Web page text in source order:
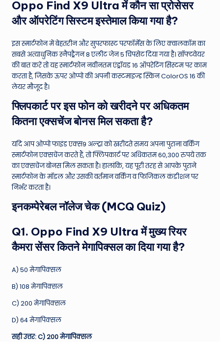
Oppo Find X9 Ultra में कौन सा प्रोसेसर
और ऑपरेटिंग सिस्टम इस्तेमाल किया गया है?
इस स्मार्टफोन में बेहतरीन और सुपरफास्ट परफॉर्मेंस के लिए क्वालकॉम का
सबसे अत्याधुनिक स्नैपड्रैगन 8 एलीट जेन 5 चिपसेट दिया गया है। सॉफ्टवेयर
की बात करें तो यह स्मार्टफोन नवीनतम एंड्रॉयड 16 ऑपरेटिंग सिस्टम पर काम
करता है, जिसके ऊपर ओप्पो की अपनी कस्टमाइज्ड स्किन ColorOS 16 की
लेयर मौजूद है।
फ्लिपकार्ट पर इस फोन को खरीदने पर अधिकतम
कितना एक्सचेंज बोनस मिल सकता है?
यदि आप ओप्पो फाइंड एक्स9 अल्ट्रा को खरीदते समय अपना पुराना वर्किंग
स्मार्टफोन एक्सचेंज करते हैं, तो फ्लिपकार्ट पर अधिकतम 60,300 रुपये तक
का एक्सचेंज बोनस मिल सकता है। हालांकि, यह पूरी तरह से आपके पुराने
स्मार्टफोन के मॉडल और उसकी वर्तमान वर्किंग व फिजिकल कंडीशन पर
निर्भर करता है।
इनकम्पेरेबल नॉलेज चेक (MCQ Quiz)
Q1. Oppo Find X9 Ultra में मुख्य रियर
कैमरा सेंसर कितने मेगापिक्सल का दिया गया है?
A) 50 मेगापिक्सल
B) 108 मेगापिक्सल
C) 200 मेगापिक्सल
D) 64 मेगापिक्सल
सही उत्तर: C) 200 मेगापिक्सल